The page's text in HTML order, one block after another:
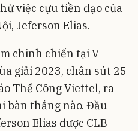
việc cựu tiền đạo của
Jeferson Elias.
chinh chiến tại V-
giải 2023, chân sút 25
Thể Công Viettel, ra
bàn thắng nào. Đầu
Elias được CLB